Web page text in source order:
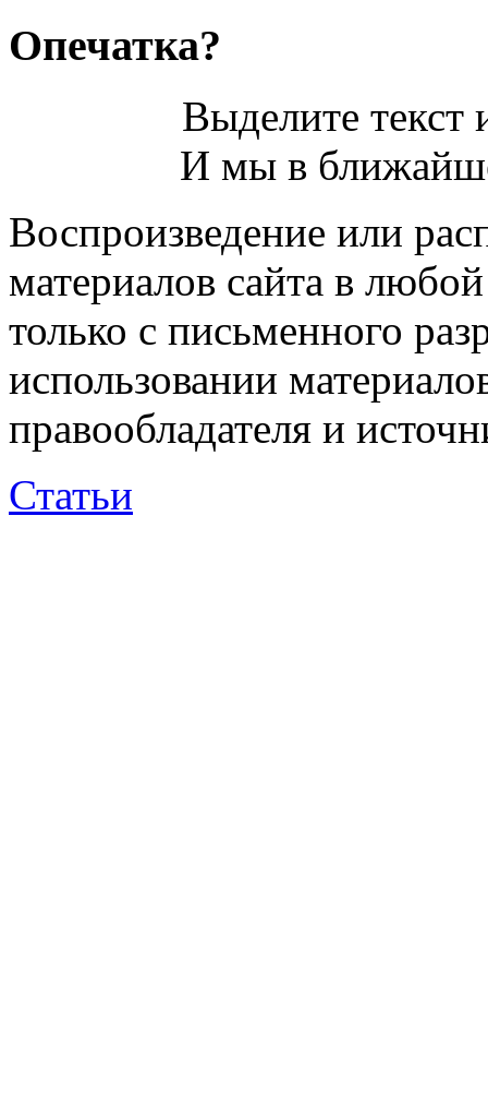
Опечатка?
Выделите
И мы в
Воспроизведение или
материалов сайта в
только с письменного
использовании
правообладателя и
Статьи